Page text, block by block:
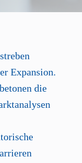
Expansion.
die